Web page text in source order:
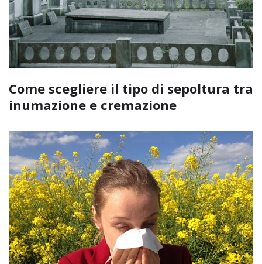
Come scegliere il tipo di sepoltura tra
inumazione e cremazione